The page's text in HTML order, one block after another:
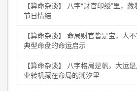
【算命杂谈】 八字“财官印绶”里，
节日情结
【算命杂谈】 命局财官皆是宝，人
典型命盘的命运启示
【算命杂谈】 八字格局是帆，大运
业转机藏在命局的潮汐里